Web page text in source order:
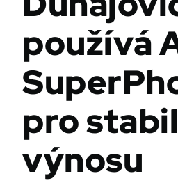
používá
pro
výnosu